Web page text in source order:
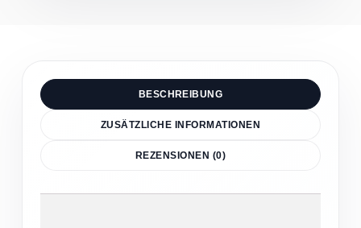
BESCHREIBUNG
ZUSÄTZLICHE INFORMATIONEN
REZENSIONEN (0)